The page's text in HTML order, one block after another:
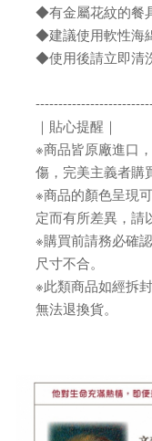
◆有金屬花紋的餐
◆建議使用軟性海
◆使用後請立即清
｜貼心提醒｜
※商品皆原廠進口
傷，完美主義者購
※商品的顏色呈現
定而有所差異，請
※購買前請務必確
尺寸不合。
※此類商品如經拆
無法退換貨。